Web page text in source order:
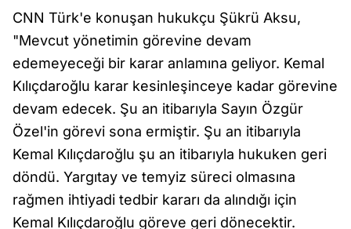
CNN Türk'e konuşan hukukçu Şükrü Aksu,
"Mevcut yönetimin görevine devam
edemeyeceği bir karar anlamına geliyor. Kemal
Kılıçdaroğlu karar kesinleşinceye kadar görevine
devam edecek. Şu an itibarıyla Sayın Özgür
Özel'in görevi sona ermiştir. Şu an itibarıyla
Kemal Kılıçdaroğlu şu an itibarıyla hukuken geri
döndü. Yargıtay ve temyiz süreci olmasına
rağmen ihtiyadi tedbir kararı da alındığı için
Kemal Kılıçdaroğlu göreve geri dönecektir.